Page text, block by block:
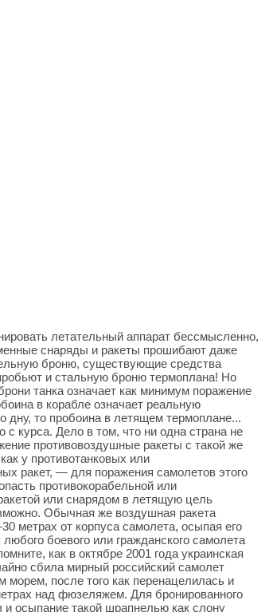
летательный аппарат бессмысленно,
снаряды и ракеты прошибают даже
броню, существующие средства
и стальную броню термоплана! Но
танка означает как минимум поражение
в корабле означает реальную
дну, то пробоина в летящем термоплане...
с курса. Дело в том, что ни одна страна не
противовоздушные ракеты с такой же
у противотанковых или
ракет, — для поражения самолетов этого
противокорабельной или
или снарядом в летящую цель
Обычная же воздушная ракета
метрах от корпуса самолета, осыпая его
боевого или гражданского самолета
как в октябре 2001 года украинская
сбила мирный российский самолет
морем, после того как перенацелилась и
над фюзеляжем. Для бронированного
и осыпание такой шрапнелью как слону